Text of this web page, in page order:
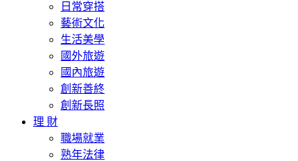
日常穿搭
藝術文化
生活美學
國外旅遊
國內旅遊
創新善終
創新長照
理 財
職場就業
熟年法律